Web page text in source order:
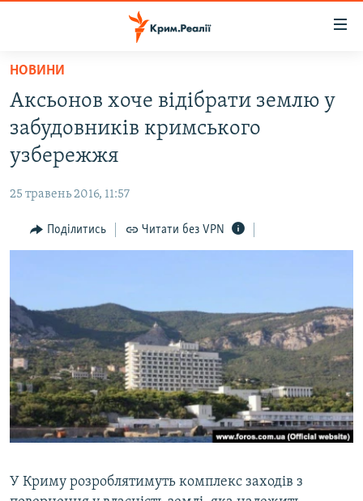
Перейти
основного
матеріалу
Перейти
до
основної
навігації
Перейти
до
ВОДА.КРИМ
ВІДЕО ТА ФОТО
БЛОГИ
ПОГЛЯД
СПЕЦПРОЕКТИ
ДЕПОРТАЦІЯ
ВІДЕОУРОКИ «ELIFBE»
СВІДЧЕННЯ ОКУПАЦІЇ
УКРАЇНСЬКА ПРОБЛЕМА КРИМУ
ЯК ОБІЙТИ БЛОКУВАННЯ
Русский
Qırımtatar
НОВИНИ
Аксьонов хоче відібрати землю у
забудовників кримського
узбережжя
25 травень 2016, 11:57
Поділитись Читати без VPN
У Криму розроблятимуть комплекс заходів з